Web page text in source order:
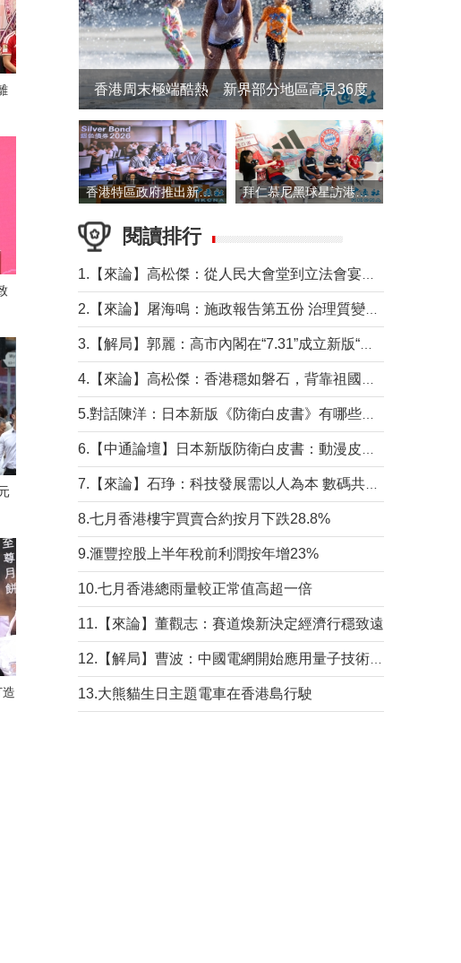
香港周末極端酷熱 新界部分地區高見36度
香港特區政府推出新一批銀色債券 每手1萬元保底息4.25厘 拜仁慕尼黑球星訪港 與球迷近距離互動
閱讀排行
8.七月香港樓宇買賣合約按月下跌28.8%
9.滙豐控股上半年稅前利潤按年增23%
10.七月香港總雨量較正常值高超一倍
11.【來論】董觀志：賽道煥新決定經濟行穩致遠
13.大熊貓生日主題電車在香港島行駛